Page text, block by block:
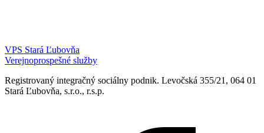
VPS Stará Ľubovňa
Verejnoprospešné služby
Registrovaný integračný sociálny podnik. Levočská 355/21, 064 01
Stará Ľubovňa, s.r.o., r.s.p.